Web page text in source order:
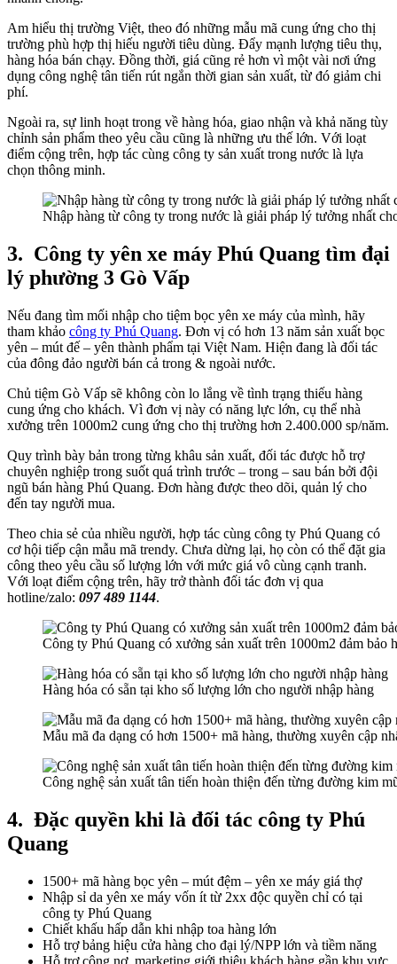
Am hiểu thị trường Việt, theo đó những mẫu mã cung ứng cho thị
trường phù hợp thị hiếu người tiêu dùng. Đẩy mạnh lượng tiêu thụ,
hàng hóa bán chạy. Đồng thời, giá cũng rẻ hơn vì một vài nơi ứng
dụng công nghệ tân tiến rút ngắn thời gian sản xuất, từ đó giảm chi
phí.
Ngoài ra, sự linh hoạt trong về hàng hóa, giao nhận và khả năng tùy
chỉnh sản phẩm theo yêu cầu cũng là những ưu thế lớn. Với loạt
điểm cộng trên, hợp tác cùng công ty sản xuất trong nước là lựa
chọn thông minh.
Nhập hàng từ công ty trong nước là giải pháp lý tưởng nhất
3. Công ty yên xe máy Phú Quang tìm đại
lý phường 3 Gò Vấp
Nếu đang tìm mối nhập cho tiệm bọc yên xe máy của mình, hãy
tham khảo công ty Phú Quang. Đơn vị có hơn 13 năm sản xuất bọc
yên – mút đế – yên thành phẩm tại Việt Nam. Hiện đang là đối tác
của đông đảo người bán cả trong & ngoài nước.
Chủ tiệm Gò Vấp sẽ không còn lo lắng về tình trạng thiếu hàng
cung ứng cho khách. Vì đơn vị này có năng lực lớn, cụ thể nhà
xưởng trên 1000m2 cung ứng cho thị trường hơn 2.400.000 sp/năm.
Quy trình bày bản trong từng khâu sản xuất, đối tác được hỗ trợ
chuyên nghiệp trong suốt quá trình trước – trong – sau bán bởi đội
ngũ bán hàng Phú Quang. Đơn hàng được theo dõi, quản lý cho
đến tay người mua.
Theo chia sẻ của nhiều người, hợp tác cùng công ty Phú Quang có
cơ hội tiếp cận mẫu mã trendy. Chưa dừng lại, họ còn có thể đặt gia
công theo yêu cầu số lượng lớn với mức giá vô cùng cạnh tranh.
Với loạt điểm cộng trên, hãy trở thành đối tác đơn vị qua
hotline/zalo: 097 489 1144.
Công ty Phú Quang có xưởng sản xuất trên 1000m2 đảm bảo
Hàng hóa có sẵn tại kho số lượng lớn cho người nhập hàng
Mẫu mã đa dạng có hơn 1500+ mã hàng, thường xuyên cập
Công nghệ sản xuất tân tiến hoàn thiện đến từng đường kim
4. Đặc quyền khi là đối tác công ty Phú
Quang
1500+ mã hàng bọc yên – mút đệm – yên xe máy giá thợ
Nhập sỉ da yên xe máy vốn ít từ 2xx độc quyền chỉ có tại
công ty Phú Quang
Chiết khấu hấp dẫn khi nhập toa hàng lớn
Hỗ trợ bảng hiệu cửa hàng cho đại lý/NPP lớn và tiềm năng
Hỗ trợ công nợ, marketing giới thiệu khách hàng gần khu vực